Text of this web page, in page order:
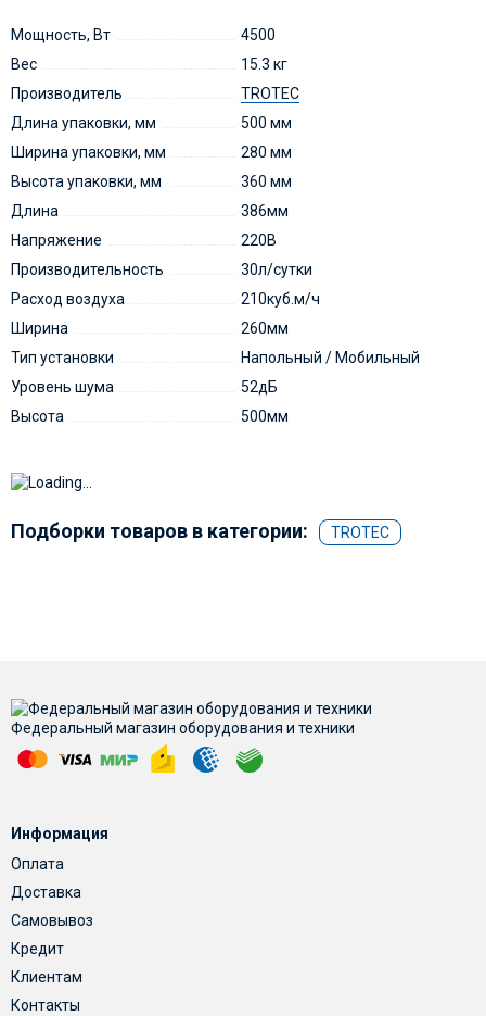
Мощность, Вт
4500
Вес
15.3 кг
Производитель
TROTEC
Длина упаковки, мм
500 мм
Ширина упаковки, мм
280 мм
Высота упаковки, мм
360 мм
Длина
386мм
Напряжение
220В
Производительность
30л/сутки
Расход воздуха
210куб.м/ч
Ширина
260мм
Тип установки
Напольный / Мобильный
Уровень шума
52дБ
Высота
500мм
Подборки товаров в категории: TROTEC
Федеральный магазин оборудования и техники
Информация
Оплата
Доставка
Самовывоз
Кредит
Клиентам
Контакты